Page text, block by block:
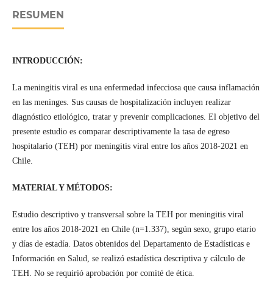
RESUMEN
INTRODUCCIÓN:
La meningitis viral es una enfermedad infecciosa que causa inflamación
en las meninges. Sus causas de hospitalización incluyen realizar
diagnóstico etiológico, tratar y prevenir complicaciones. El objetivo del
presente estudio es comparar descriptivamente la tasa de egreso
hospitalario (TEH) por meningitis viral entre los años 2018-2021 en
Chile.
MATERIAL Y MÉTODOS:
Estudio descriptivo y transversal sobre la TEH por meningitis viral
entre los años 2018-2021 en Chile (n=1.337), según sexo, grupo etario
y días de estadía. Datos obtenidos del Departamento de Estadísticas e
Información en Salud, se realizó estadística descriptiva y cálculo de
TEH. No se requirió aprobación por comité de ética.